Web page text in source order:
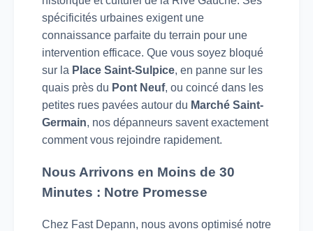
spécificités urbaines exigent une
connaissance parfaite du terrain pour une
intervention efficace. Que vous soyez bloqué
sur la Place Saint-Sulpice, en panne sur les
quais près du Pont Neuf, ou coincé dans les
petites rues pavées autour du Marché Saint-
Germain, nos dépanneurs savent exactement
comment vous rejoindre rapidement.
Nous Arrivons en Moins de 30
Minutes : Notre Promesse
Chez Fast Depann, nous avons optimisé notre